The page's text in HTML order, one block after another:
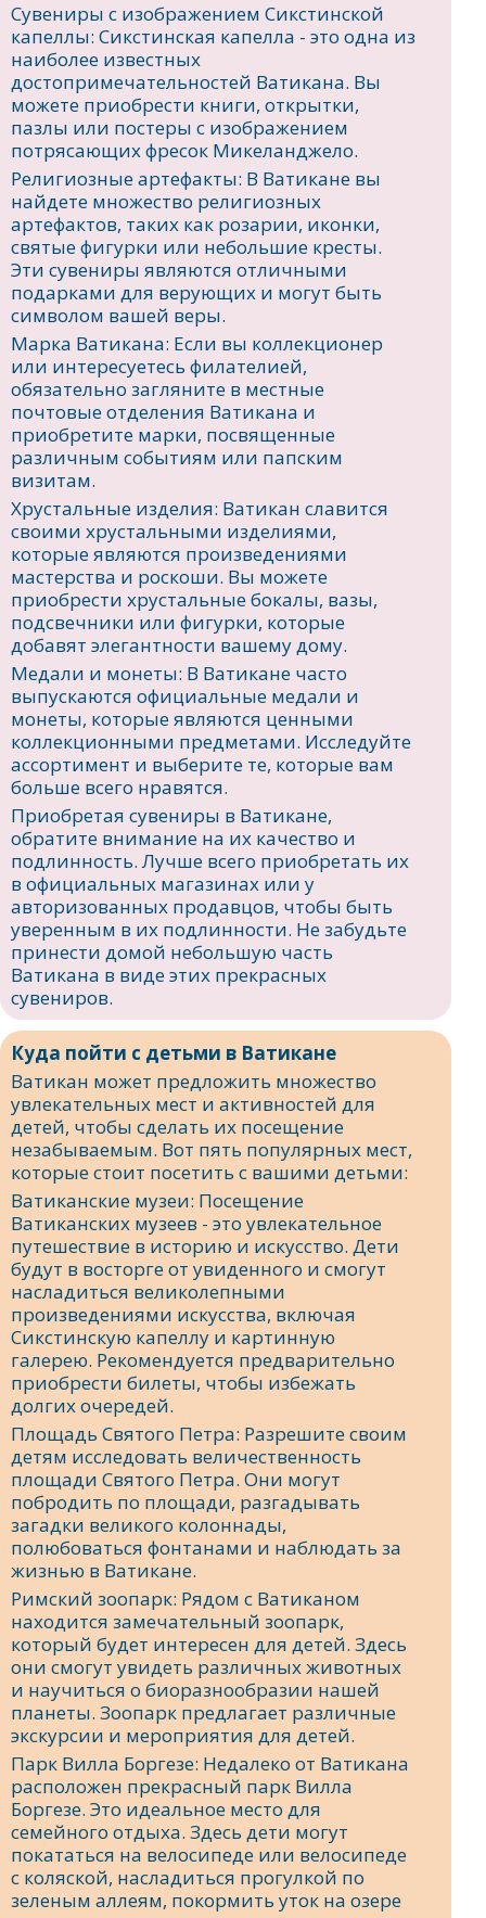
Сувениры с изображением Сикстинской
капеллы: Сикстинская капелла - это одна из
наиболее известных
достопримечательностей Ватикана. Вы
можете приобрести книги, открытки,
пазлы или постеры с изображением
потрясающих фресок Микеланджело.
Религиозные артефакты: В Ватикане вы
найдете множество религиозных
артефактов, таких как розарии, иконки,
святые фигурки или небольшие кресты.
Эти сувениры являются отличными
подарками для верующих и могут быть
символом вашей веры.
Марка Ватикана: Если вы коллекционер
или интересуетесь филателией,
обязательно загляните в местные
почтовые отделения Ватикана и
приобретите марки, посвященные
различным событиям или папским
визитам.
Хрустальные изделия: Ватикан славится
своими хрустальными изделиями,
которые являются произведениями
мастерства и роскоши. Вы можете
приобрести хрустальные бокалы, вазы,
подсвечники или фигурки, которые
добавят элегантности вашему дому.
Медали и монеты: В Ватикане часто
выпускаются официальные медали и
монеты, которые являются ценными
коллекционными предметами. Исследуйте
ассортимент и выберите те, которые вам
больше всего нравятся.
Приобретая сувениры в Ватикане,
обратите внимание на их качество и
подлинность. Лучше всего приобретать их
в официальных магазинах или у
авторизованных продавцов, чтобы быть
уверенным в их подлинности. Не забудьте
принести домой небольшую часть
Ватикана в виде этих прекрасных
сувениров.
Куда пойти с детьми в Ватикане
Ватикан может предложить множество
увлекательных мест и активностей для
детей, чтобы сделать их посещение
незабываемым. Вот пять популярных мест,
которые стоит посетить с вашими детьми:
Ватиканские музеи: Посещение
Ватиканских музеев - это увлекательное
путешествие в историю и искусство. Дети
будут в восторге от увиденного и смогут
насладиться великолепными
произведениями искусства, включая
Сикстинскую капеллу и картинную
галерею. Рекомендуется предварительно
приобрести билеты, чтобы избежать
долгих очередей.
Площадь Святого Петра: Разрешите своим
детям исследовать величественность
площади Святого Петра. Они могут
побродить по площади, разгадывать
загадки великого колоннады,
полюбоваться фонтанами и наблюдать за
жизнью в Ватикане.
Римский зоопарк: Рядом с Ватиканом
находится замечательный зоопарк,
который будет интересен для детей. Здесь
они смогут увидеть различных животных
и научиться о биоразнообразии нашей
планеты. Зоопарк предлагает различные
экскурсии и мероприятия для детей.
Парк Вилла Боргезе: Недалеко от Ватикана
расположен прекрасный парк Вилла
Боргезе. Это идеальное место для
семейного отдыха. Здесь дети могут
покататься на велосипеде или велосипеде
с коляской, насладиться прогулкой по
зеленым аллеям, покормить уток на озере